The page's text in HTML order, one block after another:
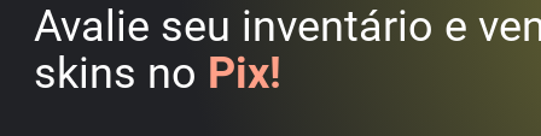
Avalie seu inventário e
skins no Pix!